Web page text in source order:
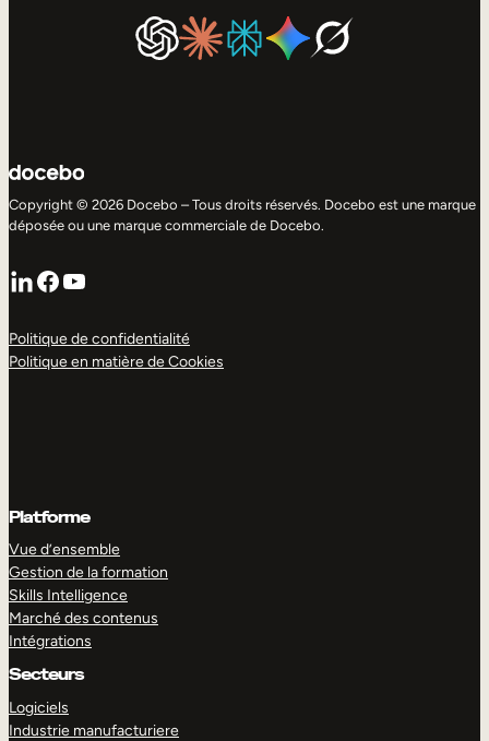
Copyright © 2026 Docebo – Tous droits réservés. Docebo est une marque
déposée ou une marque commerciale de Docebo.
LinkedIn
Facebook
YouTube
Politique de confidentialité
Politique en matière de Cookies
Platforme
Vue d’ensemble
Gestion de la formation
Skills Intelligence
Marché des contenus
Intégrations
Secteurs
Logiciels
Industrie manufacturiere